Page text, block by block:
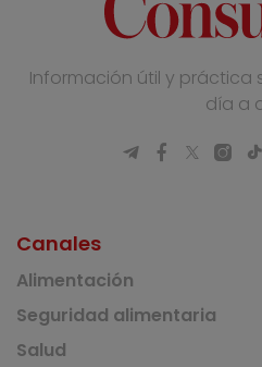
Información útil y práctica
día a
Canales
Alimentación
Seguridad alimentaria
Salud